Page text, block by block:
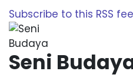
Subscribe to this RSS
Seni